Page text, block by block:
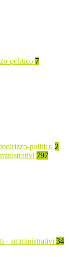
politico 7
politico 2
797
- amministrativi 34